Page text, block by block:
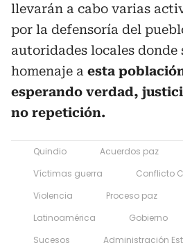
llevarán a cabo varias
por la defensoría del
autoridades locales donde
homenaje a esta
esperando verdad,
no repetición.
Quindio Acuerdos paz
Víctimas guerra
Conflicto
Violencia
Proceso paz
Latinoamérica
Gobierno
Sucesos
Administración